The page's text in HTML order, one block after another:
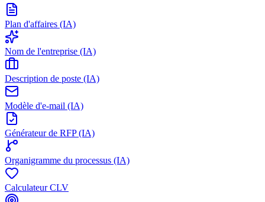
Plan d'affaires (IA)
Nom de l'entreprise (IA)
Description de poste (IA)
Modèle d'e-mail (IA)
Générateur de RFP (IA)
Organigramme du processus (IA)
Calculateur CLV